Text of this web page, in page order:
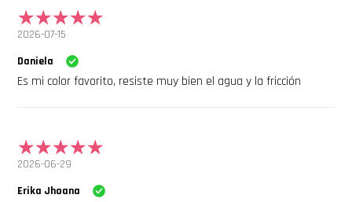
2026-07-15
Daniela
Es mi color favorito, resiste muy bien el agua y la fricción
2026-06-29
Erika Jhoana